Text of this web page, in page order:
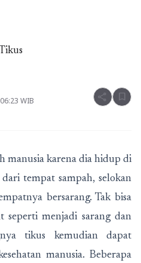
WIB share bookmark
karena dia hidup di
tempat sampah, selokan
bersarang. Tak bisa
menjadi sarang dan
tikus kemudian dapat
manusia. Beberapa